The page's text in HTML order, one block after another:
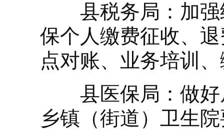
县税务局：加强
保个人缴费征收、
点对账、业务培训
县医保局：做好
乡镇（街道）卫生